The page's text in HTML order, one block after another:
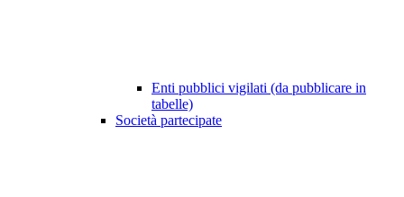
Enti pubblici vigilati (da pubblicare in
tabelle)
Società partecipate